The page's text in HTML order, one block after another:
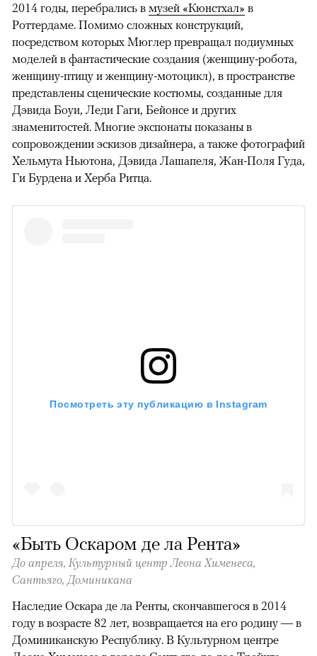
2014 годы, перебрались в музей «Кюнстхал» в
Роттердаме. Помимо сложных конструкций,
посредством которых Мюглер превращал подиумных
моделей в фантастические создания (женщину-робота,
женщину-птицу и женщину-мотоцикл), в пространстве
представлены сценические костюмы, созданные для
Дэвида Боуи, Леди Гаги, Бейонсе и других
знаменитостей. Многие экспонаты показаны в
сопровождении эскизов дизайнера, а также фотографий
Хельмута Ньютона, Дэвида Лашапеля, Жан-Поля Гуда,
Ги Бурдена и Херба Ритца.
00:00
Посмотреть эту публикацию в Instagram
«Быть Оскаром де ла Рента»
До апреля, Культурный центр Леона Хименеса,
Сантьяго, Доминикана
Наследие Оскара де ла Ренты, скончавшегося в 2014
году в возрасте 82 лет, возвращается на его родину — в
Доминиканскую Республику. В Культурном центре